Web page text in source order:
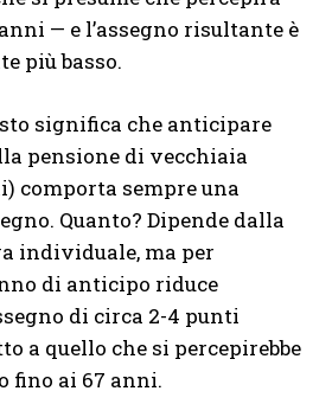
— e l’assegno risultante è
più basso.
significa che anticipare
pensione di vecchiaia
comporta sempre una
Quanto? Dipende dalla
individuale, ma per
di anticipo riduce
di circa 2-4 punti
a quello che si percepirebbe
fino ai 67 anni.